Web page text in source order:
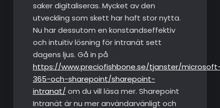
saker digitaliseras. Mycket av den
utveckling som skett har haft stor nytta.
Nu har dessutom en konstandseffektiv
och intuitiv lösning för intranät sett
dagens ljus. Gå in på
https://www.preciofishbone.se/tjanster/
365-och-sharepoint/sharepoint-
intranat/ om du vill läsa mer. Sharepoint
Intranät är nu mer användarvänligt och